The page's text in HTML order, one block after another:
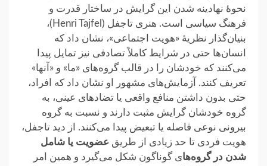
نحوهٔ نهادینه‌ شدن این گرایش در ساختار قدرت و
فرهنگ سیاسی است. ‏هنری تاجفل ‏‎(Henri Tajfel)‎،
بنیان‌گذار نظریهٔ ‏‎»‎هویت اجتماعی»، نشان داد که
انسان‌ها حتی در شرایط کاملاً تصادفی ‏نیز تمایل پیدا
‎تعریف کنند. آزمایش‌های مشهور او نشان داد که افراد،
حتی بدون ‏داشتن منافع واقعی یا تضادهای عینی، به
گروه خودشان گرایش مثبت دارند و نسبت به گروه
بیرونی نوعی فاصله یا تبعیض پیدا ‏می‌کنند. از دید تاجفل،
هویت فردی تا حد زیادی از طریق عضویت یا شامل
شدن در گروه‌های گوناگون شکل می‌گیرد و همین امر